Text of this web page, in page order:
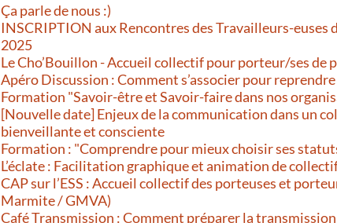
Ça parle de nous :)
INSCRIPTION aux Rencontres des Travailleurs-euses
2025
Le Cho’Bouillon - Accueil collectif pour porteur/ses de
Apéro Discussion : Comment s’associer pour
Formation "Savoir-être et Savoir-faire dans nos
[Nouvelle date] Enjeux de la communication dans un
bienveillante et consciente
Formation : "Comprendre pour mieux choisir ses
L’éclate : Facilitation graphique et animation de
CAP sur l’ESS : Accueil collectif des porteuses et
Marmite / GMVA)
Café Transmission : Comment préparer la